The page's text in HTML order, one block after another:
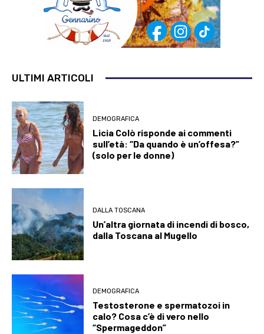
ULTIMI ARTICOLI
DEMOGRAFICA
Licia Colò risponde ai commenti
sull’età: “Da quando è un’offesa?”
(solo per le donne)
DALLA TOSCANA
Un’altra giornata di incendi di bosco,
dalla Toscana al Mugello
DEMOGRAFICA
Testosterone e spermatozoi in
calo? Cosa c’è di vero nello
“Spermageddon”